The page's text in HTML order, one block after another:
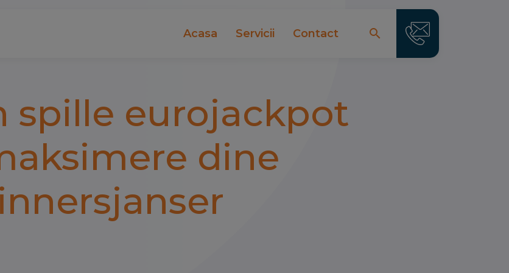
Acasa Servicii Contact search
search
spille eurojackpot
dine